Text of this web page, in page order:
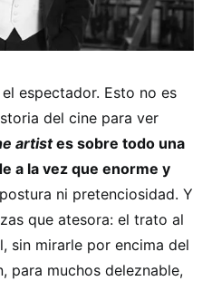
espectador. Esto no es
del cine para ver
artistes sobre todo una
a la vez que enorme y
ni pretenciosidad. Y
que atesora: el trato al
sin mirarle por encima del
para muchos deleznable,